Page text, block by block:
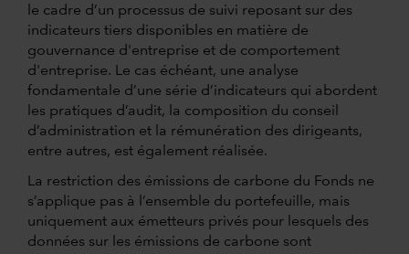
le cadre d’un processus de suivi reposant sur des
indicateurs tiers disponibles en matière de
gouvernance d'entreprise et de comportement
d'entreprise. Le cas échéant, une analyse
fondamentale d’une série d’indicateurs qui abordent
les pratiques d’audit, la composition du conseil
d’administration et la rémunération des dirigeants,
entre autres, est également réalisée.
La restriction des émissions de carbone du Fonds ne
s’applique pas à l’ensemble du portefeuille, mais
uniquement aux émetteurs privés pour lesquels des
données sur les émissions de carbone sont